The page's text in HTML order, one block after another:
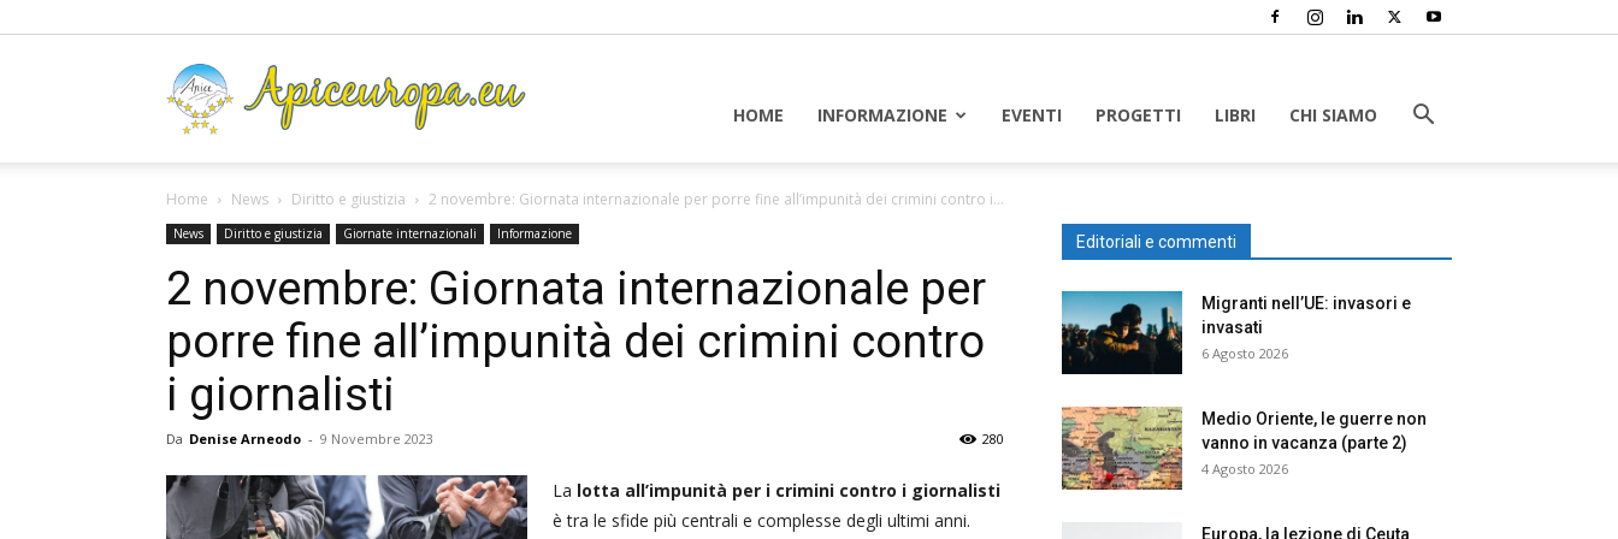
HOME INFORMAZIONE EVENTI PROGETTI LIBRI CHI SIAMO
Home News Diritto e giustizia 2 novembre: Giornata internazionale per porre fine all’impunità dei crimini contro i...
News Diritto e giustizia Giornate internazionali Informazione
2 novembre: Giornata internazionale per
porre fine all’impunità dei crimini contro
i giornalisti
Da Denise Arneodo - 9 Novembre 2023 280
La lotta all’impunità per i crimini contro i giornalisti
è tra le sfide più centrali e complesse degli ultimi anni.
Editoriali e commenti
Migranti nell’UE: invasori e
invasati
6 Agosto 2026
Medio Oriente, le guerre non
vanno in vacanza (parte 2)
4 Agosto 2026
Europa, la lezione di Ceuta